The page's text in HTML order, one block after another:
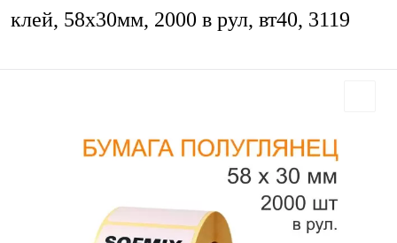
клей, 58х30мм, 2000 в рул, вт40, 3119